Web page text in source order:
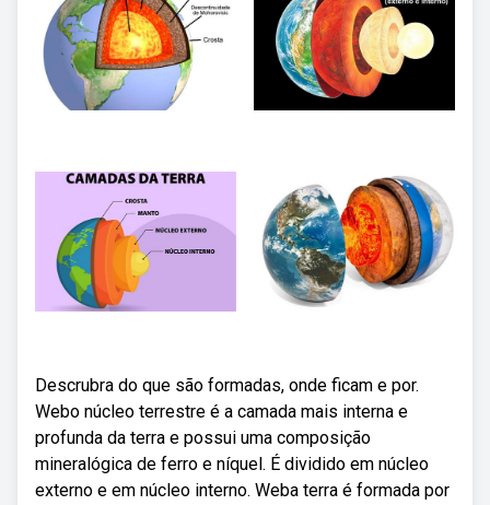
Descrubra do que são formadas, onde ficam e por.
Webo núcleo terrestre é a camada mais interna e
profunda da terra e possui uma composição
mineralógica de ferro e níquel. É dividido em núcleo
externo e em núcleo interno. Weba terra é formada por